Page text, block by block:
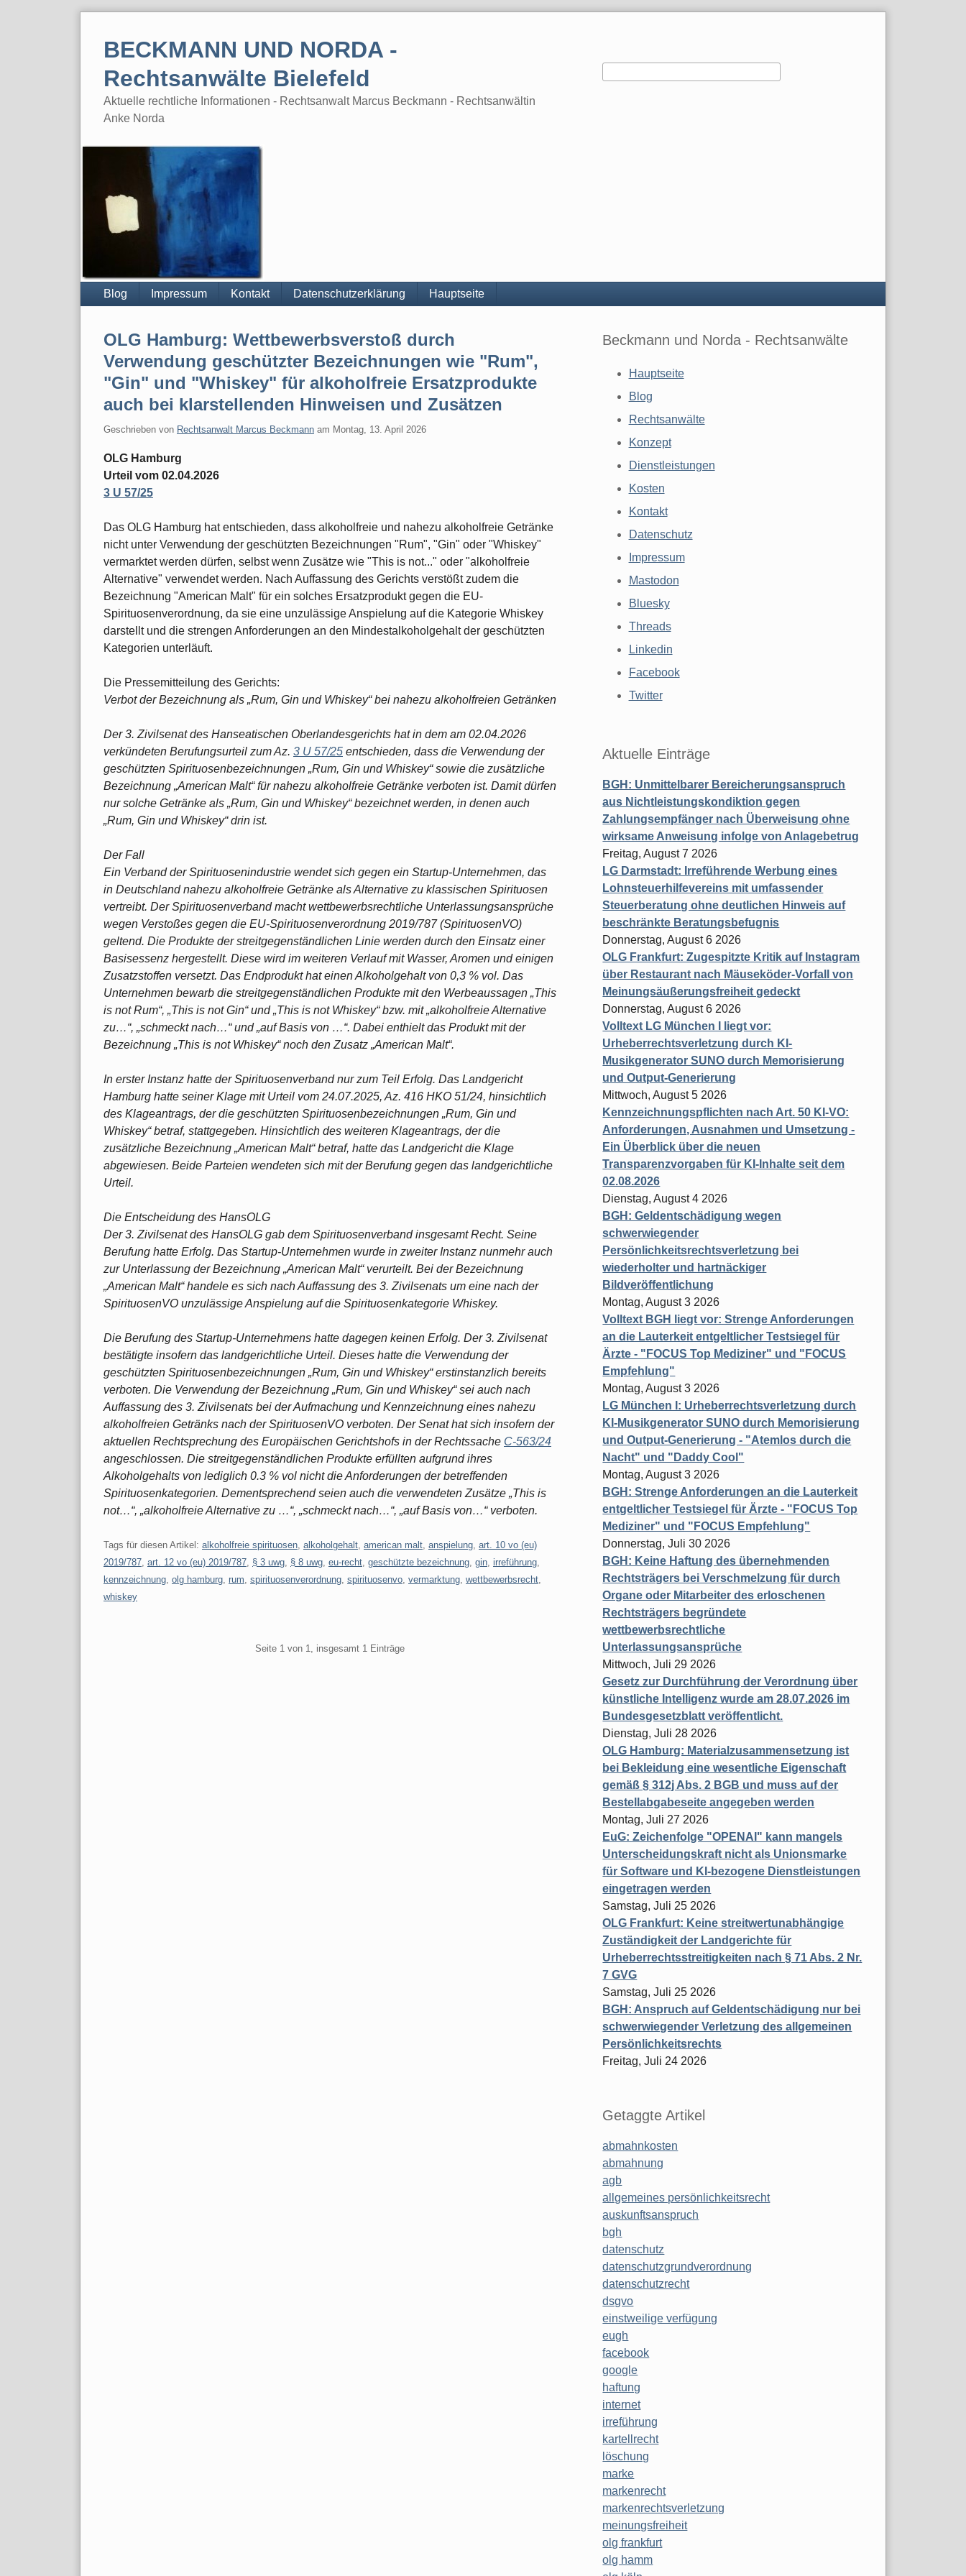
BECKMANN UND NORDA -
Rechtsanwälte Bielefeld
Aktuelle rechtliche Informationen - Rechtsanwalt Marcus Beckmann - Rechtsanwältin
Anke Norda
Blog Impressum Kontakt Datenschutzerklärung Hauptseite
OLG Hamburg: Wettbewerbsverstoß durch
Verwendung geschützter Bezeichnungen wie "Rum",
"Gin" und "Whiskey" für alkoholfreie Ersatzprodukte
auch bei klarstellenden Hinweisen und Zusätzen
Geschrieben von Rechtsanwalt Marcus Beckmann am Montag, 13. April 2026
OLG Hamburg
Urteil vom 02.04.2026
3 U 57/25
Das OLG Hamburg hat entschieden, dass alkoholfreie und nahezu alkoholfreie Getränke
nicht unter Verwendung der geschützten Bezeichnungen "Rum", "Gin" oder "Whiskey"
vermarktet werden dürfen, selbst wenn Zusätze wie "This is not..." oder "alkoholfreie
Alternative" verwendet werden. Nach Auffassung des Gerichts verstößt zudem die
Bezeichnung "American Malt" für ein solches Ersatzprodukt gegen die EU-
Spirituosenverordnung, da sie eine unzulässige Anspielung auf die Kategorie Whiskey
darstellt und die strengen Anforderungen an den Mindestalkoholgehalt der geschützten
Kategorien unterläuft.
Die Pressemitteilung des Gerichts:
Verbot der Bezeichnung als „Rum, Gin und Whiskey“ bei nahezu alkoholfreien Getränken
Der 3. Zivilsenat des Hanseatischen Oberlandesgerichts hat in dem am 02.04.2026
verkündeten Berufungsurteil zum Az. 3 U 57/25 entschieden, dass die Verwendung der
geschützten Spirituosenbezeichnungen „Rum, Gin und Whiskey“ sowie die zusätzliche
Bezeichnung „American Malt“ für nahezu alkoholfreie Getränke verboten ist. Damit dürfen
nur solche Getränke als „Rum, Gin und Whiskey“ bezeichnet werden, in denen auch
„Rum, Gin und Whiskey“ drin ist.
Der Fall
Ein Verband der Spirituosenindustrie wendet sich gegen ein Startup-Unternehmen, das
in Deutschland nahezu alkoholfreie Getränke als Alternative zu klassischen Spirituosen
vertreibt. Der Spirituosenverband macht wettbewerbsrechtliche Unterlassungsansprüche
wegen Verstoßes gegen die EU-Spirituosenverordnung 2019/787 (SpirituosenVO)
geltend. Die Produkte der streitgegenständlichen Linie werden durch den Einsatz einer
Basisessenz hergestellt. Diese wird im weiteren Verlauf mit Wasser, Aromen und einigen
Zusatzstoffen versetzt. Das Endprodukt hat einen Alkoholgehalt von 0,3 % vol. Das
Unternehmen bewarb die streitgegenständlichen Produkte mit den Werbeaussagen „This
is not Rum“, „This is not Gin“ und „This is not Whiskey“ bzw. mit „alkoholfreie Alternative
zu…“, „schmeckt nach…“ und „auf Basis von …“. Dabei enthielt das Produkt mit der
Bezeichnung „This is not Whiskey“ noch den Zusatz „American Malt“.
In erster Instanz hatte der Spirituosenverband nur zum Teil Erfolg. Das Landgericht
Hamburg hatte seiner Klage mit Urteil vom 24.07.2025, Az. 416 HKO 51/24, hinsichtlich
des Klageantrags, der die geschützten Spirituosenbezeichnungen „Rum, Gin und
Whiskey“ betraf, stattgegeben. Hinsichtlich des weiteren Klageantrags, der die
zusätzliche Bezeichnung „American Malt“ betraf, hatte das Landgericht die Klage
abgewiesen. Beide Parteien wendeten sich mit der Berufung gegen das landgerichtliche
Urteil.
Die Entscheidung des HansOLG
Der 3. Zivilsenat des HansOLG gab dem Spirituosenverband insgesamt Recht. Seine
Berufung hatte Erfolg. Das Startup-Unternehmen wurde in zweiter Instanz nunmehr auch
zur Unterlassung der Bezeichnung „American Malt“ verurteilt. Bei der Bezeichnung
„American Malt“ handele es sich nach Auffassung des 3. Zivilsenats um eine nach der
SpirituosenVO unzulässige Anspielung auf die Spirituosenkategorie Whiskey.
Die Berufung des Startup-Unternehmens hatte dagegen keinen Erfolg. Der 3. Zivilsenat
bestätigte insofern das landgerichtliche Urteil. Dieses hatte die Verwendung der
geschützten Spirituosenbezeichnungen „Rum, Gin und Whiskey“ erstinstanzlich bereits
verboten. Die Verwendung der Bezeichnung „Rum, Gin und Whiskey“ sei auch nach
Auffassung des 3. Zivilsenats bei der Aufmachung und Kennzeichnung eines nahezu
alkoholfreien Getränks nach der SpirituosenVO verboten. Der Senat hat sich insofern der
aktuellen Rechtsprechung des Europäischen Gerichtshofs in der Rechtssache C-563/24
angeschlossen. Die streitgegenständlichen Produkte erfüllten aufgrund ihres
Alkoholgehalts von lediglich 0.3 % vol nicht die Anforderungen der betreffenden
Spirituosenkategorien. Dementsprechend seien auch die verwendeten Zusätze „This is
not…“, „alkoholfreie Alternative zu …“, „schmeckt nach…“, „auf Basis von…“ verboten.
Tags für diesen Artikel: alkoholfreie spirituosen alkoholgehalt american malt anspielung art. 10 vo (eu)
2019/787 art. 12 vo (eu) 2019/787 § 3 uwg § 8 uwg eu-recht geschützte bezeichnung gin irreführung
kennzeichnung olg hamburg rum spirituosenverordnung spirituosenvo vermarktung wettbewerbsrecht
whiskey
Seite 1 von 1, insgesamt 1 Einträge
Beckmann und Norda - Rechtsanwälte
Hauptseite
Blog
Rechtsanwälte
Konzept
Dienstleistungen
Kosten
Kontakt
Datenschutz
Impressum
Mastodon
Bluesky
Threads
Linkedin
Facebook
Twitter
Aktuelle Einträge
BGH: Unmittelbarer Bereicherungsanspruch
aus Nichtleistungskondiktion gegen
Zahlungsempfänger nach Überweisung ohne
wirksame Anweisung infolge von Anlagebetrug
Freitag, August 7 2026
LG Darmstadt: Irreführende Werbung eines
Lohnsteuerhilfevereins mit umfassender
Steuerberatung ohne deutlichen Hinweis auf
beschränkte Beratungsbefugnis
Donnerstag, August 6 2026
OLG Frankfurt: Zugespitzte Kritik auf Instagram
über Restaurant nach Mäuseköder-Vorfall von
Meinungsäußerungsfreiheit gedeckt
Donnerstag, August 6 2026
Volltext LG München I liegt vor:
Urheberrechtsverletzung durch KI-
Musikgenerator SUNO durch Memorisierung
und Output-Generierung
Mittwoch, August 5 2026
Kennzeichnungspflichten nach Art. 50 KI-VO:
Anforderungen, Ausnahmen und Umsetzung -
Ein Überblick über die neuen
Transparenzvorgaben für KI-Inhalte seit dem
02.08.2026
Dienstag, August 4 2026
BGH: Geldentschädigung wegen
schwerwiegender
Persönlichkeitsrechtsverletzung bei
wiederholter und hartnäckiger
Bildveröffentlichung
Montag, August 3 2026
Volltext BGH liegt vor: Strenge Anforderungen
an die Lauterkeit entgeltlicher Testsiegel für
Ärzte - "FOCUS Top Mediziner" und "FOCUS
Empfehlung"
Montag, August 3 2026
LG München I: Urheberrechtsverletzung durch
KI-Musikgenerator SUNO durch Memorisierung
und Output-Generierung - "Atemlos durch die
Nacht" und "Daddy Cool"
Montag, August 3 2026
BGH: Strenge Anforderungen an die Lauterkeit
entgeltlicher Testsiegel für Ärzte - "FOCUS Top
Mediziner" und "FOCUS Empfehlung"
Donnerstag, Juli 30 2026
BGH: Keine Haftung des übernehmenden
Rechtsträgers bei Verschmelzung für durch
Organe oder Mitarbeiter des erloschenen
Rechtsträgers begründete
wettbewerbsrechtliche
Unterlassungsansprüche
Mittwoch, Juli 29 2026
Gesetz zur Durchführung der Verordnung über
künstliche Intelligenz wurde am 28.07.2026 im
Bundesgesetzblatt veröffentlicht.
Dienstag, Juli 28 2026
OLG Hamburg: Materialzusammensetzung ist
bei Bekleidung eine wesentliche Eigenschaft
gemäß § 312j Abs. 2 BGB und muss auf der
Bestellabgabeseite angegeben werden
Montag, Juli 27 2026
EuG: Zeichenfolge "OPENAI" kann mangels
Unterscheidungskraft nicht als Unionsmarke
für Software und KI-bezogene Dienstleistungen
eingetragen werden
Samstag, Juli 25 2026
OLG Frankfurt: Keine streitwertunabhängige
Zuständigkeit der Landgerichte für
Urheberrechtsstreitigkeiten nach § 71 Abs. 2 Nr.
7 GVG
Samstag, Juli 25 2026
BGH: Anspruch auf Geldentschädigung nur bei
schwerwiegender Verletzung des allgemeinen
Persönlichkeitsrechts
Freitag, Juli 24 2026
Getaggte Artikel
abmahnkosten
abmahnung
agb
allgemeines persönlichkeitsrecht
auskunftsanspruch
bgh
datenschutz
datenschutzgrundverordnung
datenschutzrecht
dsgvo
einstweilige verfügung
eugh
facebook
google
haftung
internet
irreführung
kartellrecht
löschung
marke
markenrecht
markenrechtsverletzung
meinungsfreiheit
olg frankfurt
olg hamm